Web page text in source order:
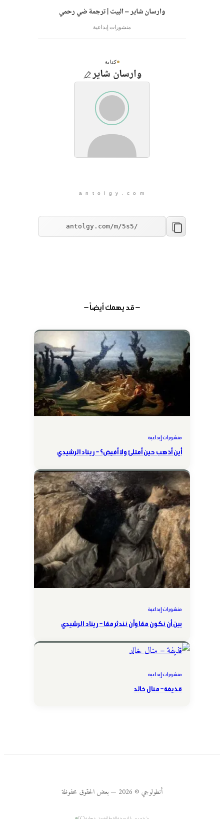
وارسان شاير – البيت | ترجمة ضي رحمي
منشورات إبداعية
كتابة
وارسان شاير
a n t o l g y . c o m
— قد يهمك أيضاً —
منشورات إبداعية
أين أذهب حين أمتلئ ولا أفيض؟ – ريناد الرشيدي
منشورات إبداعية
بين أن نكون معًا وأن نندثر معًا – ريناد الرشيدي
منشورات إبداعية
قذيفة – منال خالد
أنطولوجي © 2026 — بعض الحقوق محفوظة